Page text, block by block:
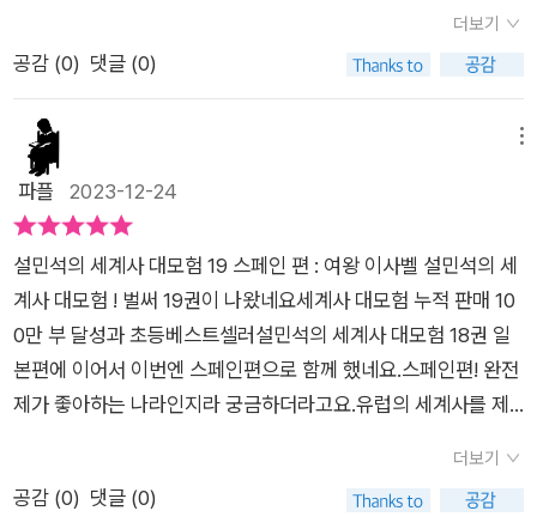
지들은역사 속 인물들과 관련된 곳이에요.​스페인으로 여행간다
면 일정에한개쯤 넣어서 방문해봐도 좋을 것 같아요.책을 다 읽고
나면 앞의 내용을 바탕으로 한 퀴즈가 나와요.내가 제대로 읽었는
지 점검해보기도 좋고잘 몰라도 책장을 앞으로 넘겨역사를 다시
한번 체크해보기도 좋답니다.어렵지 않아서 아이가 참 좋아하는
부분이에요.​그리고 책에서 읽었던 주인공들이 활동하던 시대에
배경지식이 더욱 많이 생길 것 같아요.​세계사 대모험에서는 이 부
분까지 같이 챙겨주고 있으니우리 아이들은 찾아서 재미있게 읽
기만 하면 된답니다.​설쌤의 세계사 대모험 시리즈를 읽다보면어
느새 자기도 모르게 세계사에 대한 이해도가 올라가 있을 거에요.
세계사는 재밌다는 생각을 가득안겨줄설쌤의 세계사 대모험~스
페인편도 너무 재미있게 읽었어요.다음편은 어느 나라가 나올지
궁금해집니다.본 도서는 해당 업체로부터 제공받아 솔직하게 작
으로 시간 여행을 떠나 시간 가는 줄 모르고 읽게 되는데요, 스페
인 편 역시 너무 재미나 푹 빠져 읽었답니다. ㅎㅎ 세계사는 낯설
재구성하여 재미있게 세계사를 알려주기 때문에 세계사를 처음
접하는 아이들도 쉽게 읽을 수 있는 것 같아요. 학습만화에서 다
다루지 못한 내용은 설쌤의 역사 체크와 역사 토크에서 읽어 볼
수 있었어요. 스페인이 어떠 나라인지, 이사벨 여왕이 어떻게 왕
위에 오르게 되었는지에 대하여 자세한 이야기를 들을 수 있었어
요. 책 마무리는 세계사 퀴즈로 복습해 보았어요. 아이가 재미있
게 읽어서 모든 문제를 술술 풀 수 있었어요. ^^ 다음권에서 램프
원정대가 어떤 나라로 시간 여행을 떠나게 될지 벌써부터 기대가
되는데요, 사라진 슈리와 오즈마의 속내가 무엇인지 궁금해 20
스, 그라시아스는 요즘 tv에 자주 나와서 우리 초등 친구들도 들
어본 말일거라 생각해요. ​ 스페인 하면 떠오르는 유명한 것들은
으로 가 눈에 띄지 않는 곳에 숨어 있으라고 카심에게 전하는 오
즈마.​오즈마는 슈리가 흑마법사라며 곧 슈리를 끝장낼 수 있는 물
건을 찾아가겠다고 합니다. ​스페인에 슈리를 끝장낼 수 있는 물
까?​한편 슈리와 반디를 쫓아 시간 터널 안에서 헤매고 있는 알라
딘 일행들.반디가 있는 마법 거울을 보고 있는데 뒤에서 주문을
외우고 있는 오즈마,그리고 동시에 마법 거울이 흐릿해져서 반디
를 찾을 수 없게 되는데...​결국 정확한 장소를 찾는 데 실패한 알
라딘 일행.오즈마와 설쌤 일행은 각각 갈라져서 슈리를 찾기로 합
니다. ​​그런데 불시착 한 곳에서 하늘을 날고 있는 지니를 보고설
쌤과 알라딘, 데이지를 수호천사라고 오해하는 소녀.​소녀는 설쌤
더보기
공감 (0) 댓글 (0)
파플 2023-12-24
설민석의 세계사 대모험 19 스페인 편 : 여왕 이사벨 설민석의 세
계사 대모험 ! 벌써 19권이 나왔네요세계사 대모험 누적 판매 10
0만 부 달성과 초등베스트셀러설민석의 세계사 대모험 18권 일
본편에 이어서 이번엔 스페인편으로 함께 했네요.스페인편! 완전
제가 좋아하는 나라인지라 궁금하더라고요.유럽의 세계사를 제
인의 세계사를 설샘과 함께!어떤 내용이 담겨있을지 상당히 기대
가 되더라고요.​여왕 이사벨!오호~ 여왕 이사벨이면 인자하면서
더보기
공감 (0) 댓글 (0)